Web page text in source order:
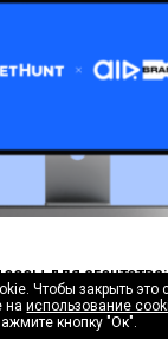
для
Чтобы закрыть
наиспользование
кнопку "Ок".